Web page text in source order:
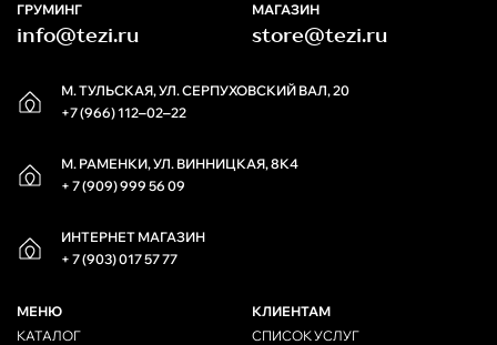
М. ТУЛЬСКАЯ, УЛ. СЕРПУХОВСКИЙ ВАЛ, 20
+7 (966) 112‒02‒22
М. РАМЕНКИ, УЛ. ВИННИЦКАЯ, 8К4
+ 7 (909) 999 56 09
ИНТЕРНЕТ МАГАЗИН
+ 7 (903) 017 57 77
ГРУМИНГ
info@tezi.ru
МАГАЗИН
store@tezi.ru
МЕНЮ
КАТАЛОГ
КЛИЕНТАМ
СПИСОК УСЛУГ